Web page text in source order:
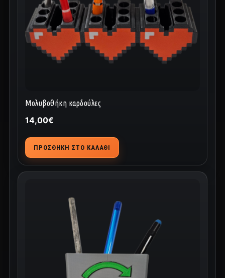
Μολυβοθήκη καρδούλες
14,00€
ΠΡΟΣΘΉΚΗ ΣΤΟ ΚΑΛΆΘΙ